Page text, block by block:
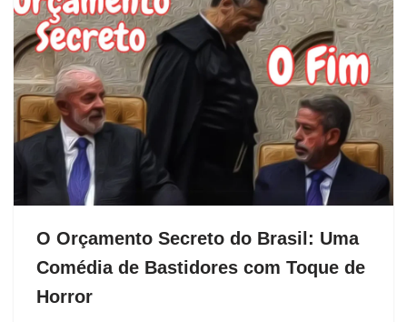
O Orçamento Secreto do Brasil: Uma
Comédia de Bastidores com Toque de
Horror